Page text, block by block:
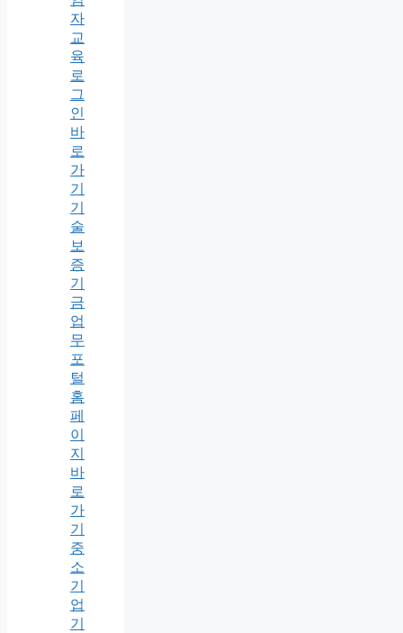
자
교
육
로
그
인
바
로
가
기
기
술
보
증
기
금
업
무
포
털
홈
페
이
지
바
로
가
기
중
소
기
업
기